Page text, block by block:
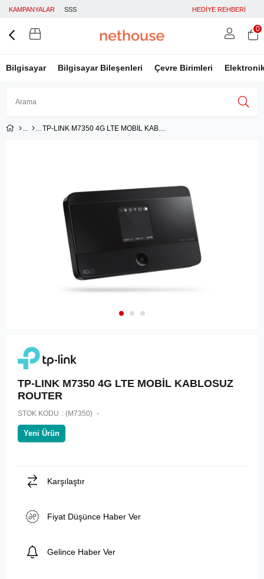
KAMPANYALAR SSS HEDİYE REHBERİ
Bilgisayar Bilgisayar Bileşenleri Çevre Birimleri
0
TP-LINK M7350 4G LTE MOBİL KABLOSUZ ROUTER
TP-LINK M7350 4G LTE MOBİL KABLOSUZ
ROUTER
STOK KODU (M7350)
Yeni Ürün
Karşılaştır
Fiyat Düşünce Haber Ver
Gelince Haber Ver